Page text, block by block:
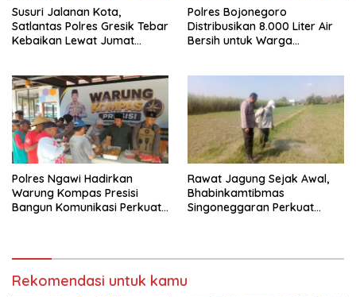
Susuri Jalanan Kota,
Satlantas Polres Gresik Tebar
Kebaikan Lewat Jumat
Polres Bojonegoro
Distribusikan 8.000 Liter Air
Bersih untuk Warga
Polres Ngawi Hadirkan
Warung Kompas Presisi
Bangun Komunikasi Perkuat
Rawat Jagung Sejak Awal,
Bhabinkamtibmas
Singoneggaran Perkuat
Rekomendasi untuk kamu